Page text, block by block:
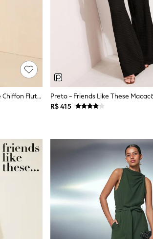
Roxo Beringela - Friends Like These Chiffon Flutter Sleeve Macacão
R$ 415